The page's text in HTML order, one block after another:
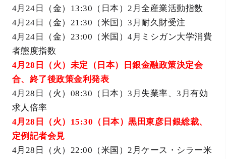
4月24日（金）13:30（日本）2月全産業活動指数
4月24日（金）21:30（米国）3月耐久財受注
4月24日（金）23:00（米国）4月ミシガン大学消費
者態度指数
4月28日（火）未定（日本）日銀金融政策決定会
合、終了後政策金利発表
4月28日（火）08:30（日本）3月失業率、3月有効
求人倍率
4月28日（火）15:30（日本）黒田東彦日銀総裁、
定例記者会見
4月28日（火）22:00（米国）2月ケース・シラー米